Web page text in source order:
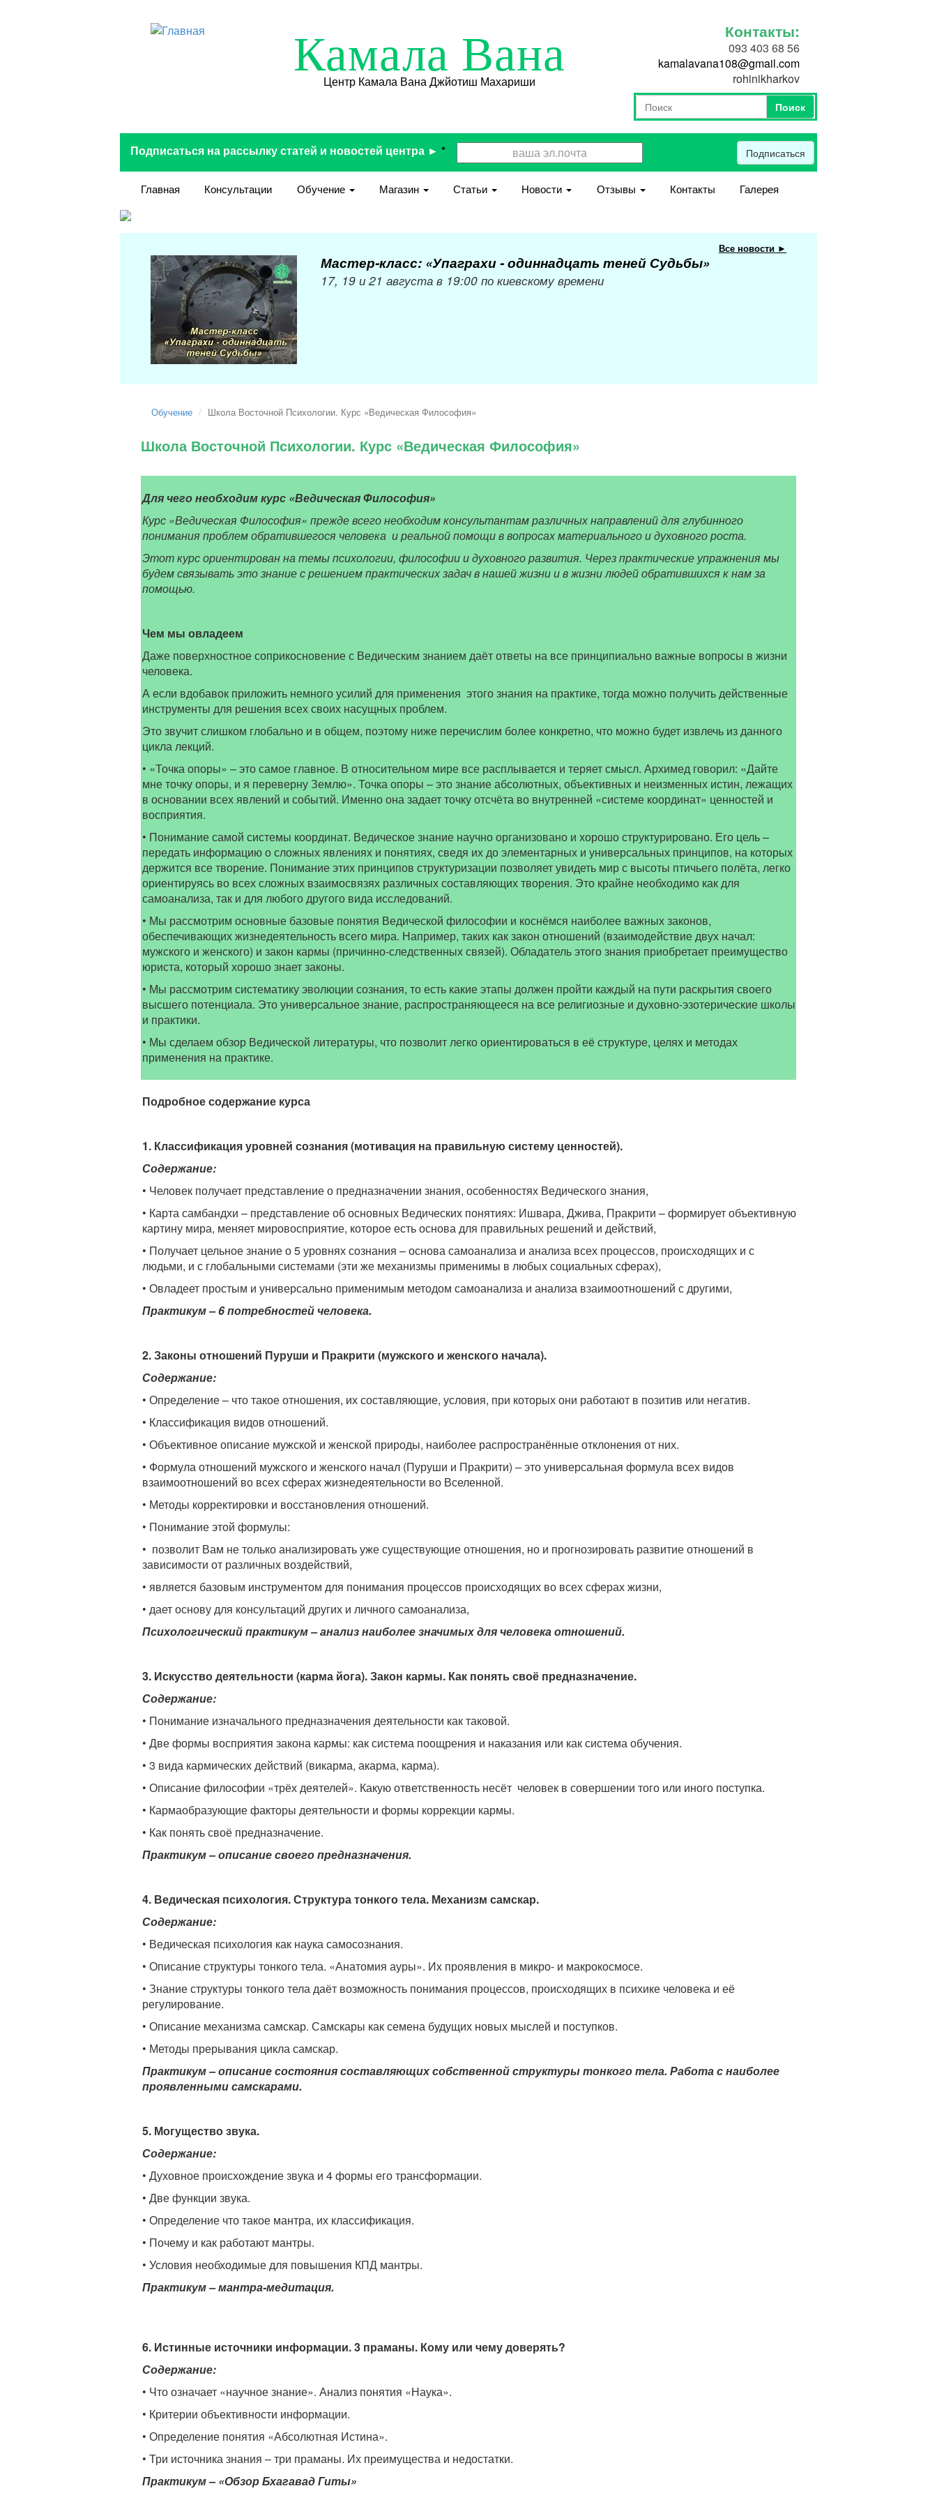
Камала Вана
Центр Камала Вана Джйотиш Махариши
Контакты:
093 403 68 56
kamalavana108@gmail.com
rohinikharkov
Форма поиска
Поиск
Поиск
Подписаться на рассылку статей и новостей центра ► * Подписаться
Главная Консультации Обучение Магазин Статьи Новости Отзывы Контакты Галерея
Все новости ►
Мастер-класс: «Упаграхи - одиннадцать теней Судьбы»
17, 19 и 21 августа в 19:00 по киевскому времени
Обучение Школа Восточной Психологии. Курс «Ведическая Философия»
Школа Восточной Психологии. Курс «Ведическая Философия»
Для чего необходим курс «Ведическая Философия»
Курс «Ведическая Философия» прежде всего необходим консультантам различных направлений для глубинного
понимания проблем обратившегося человека и реальной помощи в вопросах материального и духовного роста.
Этот курс ориентирован на темы психологии, философии и духовного развития. Через практические упражнения мы
будем связывать это знание с решением практических задач в нашей жизни и в жизни людей обратившихся к нам за
помощью.
Чем мы овладеем
Даже поверхностное соприкосновение с Ведическим знанием даёт ответы на все принципиально важные вопросы в жизни
человека.
А если вдобавок приложить немного усилий для применения этого знания на практике, тогда можно получить действенные
инструменты для решения всех своих насущных проблем.
Это звучит слишком глобально и в общем, поэтому ниже перечислим более конкретно, что можно будет извлечь из данного
цикла лекций.
• «Точка опоры» – это самое главное. В относительном мире все расплывается и теряет смысл. Архимед говорил: «Дайте
мне точку опоры, и я переверну Землю». Точка опоры – это знание абсолютных, объективных и неизменных истин, лежащих
в основании всех явлений и событий. Именно она задает точку отсчёта во внутренней «системе координат» ценностей и
восприятия.
• Понимание самой системы координат. Ведическое знание научно организовано и хорошо структурировано. Его цель –
передать информацию о сложных явлениях и понятиях, сведя их до элементарных и универсальных принципов, на которых
держится все творение. Понимание этих принципов структуризации позволяет увидеть мир с высоты птичьего полёта, легко
ориентируясь во всех сложных взаимосвязях различных составляющих творения. Это крайне необходимо как для
самоанализа, так и для любого другого вида исследований.
• Мы рассмотрим основные базовые понятия Ведической философии и коснёмся наиболее важных законов,
обеспечивающих жизнедеятельность всего мира. Например, таких как закон отношений (взаимодействие двух начал:
мужского и женского) и закон кармы (причинно-следственных связей). Обладатель этого знания приобретает преимущество
юриста, который хорошо знает законы.
• Мы рассмотрим систематику эволюции сознания, то есть какие этапы должен пройти каждый на пути раскрытия своего
высшего потенциала. Это универсальное знание, распространяющееся на все религиозные и духовно-эзотерические школы
и практики.
• Мы сделаем обзор Ведической литературы, что позволит легко ориентироваться в её структуре, целях и методах
применения на практике.
Подробное содержание курса
1. Классификация уровней сознания (мотивация на правильную систему ценностей).
Содержание:
• Человек получает представление о предназначении знания, особенностях Ведического знания,
• Карта самбандхи – представление об основных Ведических понятиях: Ишвара, Джива, Пракрити – формирует объективную
картину мира, меняет мировосприятие, которое есть основа для правильных решений и действий,
• Получает цельное знание о 5 уровнях сознания – основа самоанализа и анализа всех процессов, происходящих и с
людьми, и с глобальными системами (эти же механизмы применимы в любых социальных сферах),
• Овладеет простым и универсально применимым методом самоанализа и анализа взаимоотношений с другими,
Практикум – 6 потребностей человека.
2. Законы отношений Пуруши и Пракрити (мужского и женского начала).
Содержание:
• Определение – что такое отношения, их составляющие, условия, при которых они работают в позитив или негатив.
• Классификация видов отношений.
• Объективное описание мужской и женской природы, наиболее распространённые отклонения от них.
• Формула отношений мужского и женского начал (Пуруши и Пракрити) – это универсальная формула всех видов
взаимоотношений во всех сферах жизнедеятельности во Вселенной.
• Методы корректировки и восстановления отношений.
• Понимание этой формулы:
• позволит Вам не только анализировать уже существующие отношения, но и прогнозировать развитие отношений в
зависимости от различных воздействий,
• является базовым инструментом для понимания процессов происходящих во всех сферах жизни,
• дает основу для консультаций других и личного самоанализа,
Психологический практикум – анализ наиболее значимых для человека отношений.
3. Искусство деятельности (карма йога). Закон кармы. Как понять своё предназначение.
Содержание:
• Понимание изначального предназначения деятельности как таковой.
• Две формы восприятия закона кармы: как система поощрения и наказания или как система обучения.
• 3 вида кармических действий (викарма, акарма, карма).
• Описание философии «трёх деятелей». Какую ответственность несёт человек в совершении того или иного поступка.
• Кармаобразующие факторы деятельности и формы коррекции кармы.
• Как понять своё предназначение.
Практикум – описание своего предназначения.
4. Ведическая психология. Структура тонкого тела. Механизм самскар.
Содержание:
• Ведическая психология как наука самосознания.
• Описание структуры тонкого тела. «Анатомия ауры». Их проявления в микро- и макрокосмосе.
• Знание структуры тонкого тела даёт возможность понимания процессов, происходящих в психике человека и её
регулирование.
• Описание механизма самскар. Самскары как семена будущих новых мыслей и поступков.
• Методы прерывания цикла самскар.
Практикум – описание состояния составляющих собственной структуры тонкого тела. Работа с наиболее
проявленными самскарами.
5. Могущество звука.
Содержание:
• Духовное происхождение звука и 4 формы его трансформации.
• Две функции звука.
• Определение что такое мантра, их классификация.
• Почему и как работают мантры.
• Условия необходимые для повышения КПД мантры.
Практикум – мантра-медитация.
6. Истинные источники информации. 3 праманы. Кому или чему доверять?
Содержание:
• Что означает «научное знание». Анализ понятия «Наука».
• Критерии объективности информации.
• Определение понятия «Абсолютная Истина».
• Три источника знания – три праманы. Их преимущества и недостатки.
Практикум – «Обзор Бхагавад Гиты»